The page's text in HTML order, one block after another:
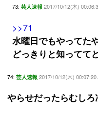
73: 芸人速報 2017/10/12(木)
>>71
水曜日でもやってた
どっきりと知ってて
74: 芸人速報 2017/10/12(木)
やらせだったらむしろ